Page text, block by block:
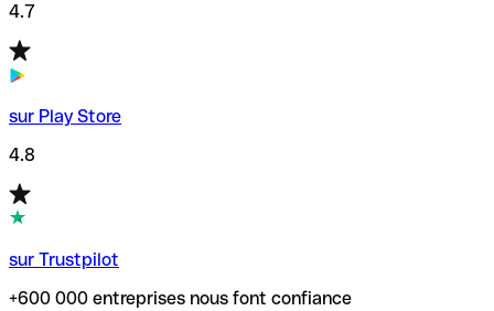
4.7
sur Play Store
4.8
sur Trustpilot
+600 000 entreprises nous font confiance